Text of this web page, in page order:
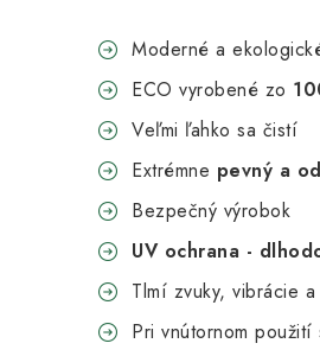
Moderné a
ECO vyrobené zo
Veľmi ľahko sa čistí
Extrémne pevný a
Bezpečný výrobok
UV ochrana -
Tlmí zvuky, vibrácie
Pri vnútornom